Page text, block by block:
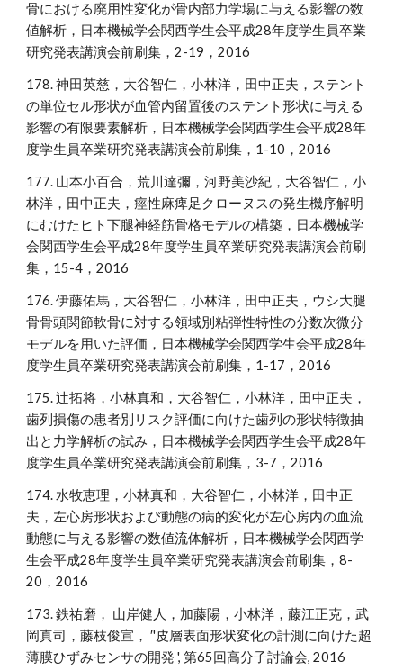
骨における廃用性変化が骨内部力学場に与える影響の数
値解析，日本機械学会関西学生会平成28年度学生員卒業
研究発表講演会前刷集，2-19，2016
178. 神田英慈，大谷智仁，小林洋，田中正夫，ステント
の単位セル形状が血管内留置後のステント形状に与える
影響の有限要素解析，日本機械学会関西学生会平成28年
度学生員卒業研究発表講演会前刷集，1-10，2016
177. 山本小百合，荒川達彌，河野美沙紀，大谷智仁，小
林洋，田中正夫，痙性麻痺足クローヌスの発生機序解明
にむけたヒト下腿神経筋骨格モデルの構築，日本機械学
会関西学生会平成28年度学生員卒業研究発表講演会前刷
集，15-4，2016
176. 伊藤佑馬，大谷智仁，小林洋，田中正夫，ウシ大腿
骨骨頭関節軟骨に対する領域別粘弾性特性の分数次微分
モデルを用いた評価，日本機械学会関西学生会平成28年
度学生員卒業研究発表講演会前刷集，1-17，2016
175. 辻拓将，小林真和，大谷智仁，小林洋，田中正夫，
歯列損傷の患者別リスク評価に向けた歯列の形状特徴抽
出と力学解析の試み，日本機械学会関西学生会平成28年
度学生員卒業研究発表講演会前刷集，3-7，2016
174. 水牧恵理，小林真和，大谷智仁，小林洋，田中正
夫，左心房形状および動態の病的変化が左心房内の血流
動態に与える影響の数値流体解析，日本機械学会関西学
生会平成28年度学生員卒業研究発表講演会前刷集，8-
20，2016
173. 鉄祐磨， 山岸健人，加藤陽，小林洋，藤江正克，武
岡真司，藤枝俊宣， ′'皮層表面形状変化の計測に向けた超
薄膜ひずみセンサの開発 ', 第65回高分子討論会, 2016